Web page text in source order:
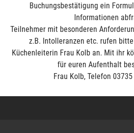
Buchungsbestätigung ein
Informationen
Teilnehmer mit besonderen
z.B. Intolleranzen etc. rufen
Küchenleiterin Frau Kolb an. Mit ihr
für euren Aufenthalt
Frau Kolb, Telefon